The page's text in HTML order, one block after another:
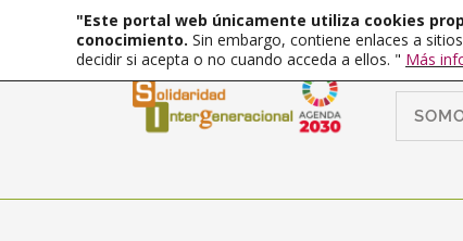
"Este portal web únicamente utiliza cookies
conocimiento. Sin embargo, contiene enlaces a
decidir si acepta o no cuando acceda a ellos. " Más